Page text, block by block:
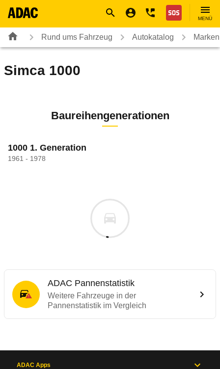
Nothilfe
MENÜ
Rund ums Fahrzeug Autokatalog
Simca 1000
Baureihengenerationen
1000 1. Generation
1961 - 1978
ADAC Pannenstatistik
Weitere Fahrzeuge in der
Pannenstatistik im Vergleich
ADAC Apps